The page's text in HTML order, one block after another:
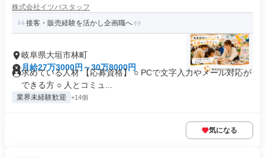
株式会社イツバスタッフ
接客・販売経験を活かし企画職へ
岐阜県大垣市林町
月給27万3000円～30万8000円
求めている人材 【応募資格】 ○ PCで文字入力やメール対応が
できる方 ○ 人とコミュ...
業界未経験歓迎 +14個
気になる